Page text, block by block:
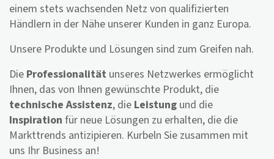
einem stets wachsenden Netz von qualifizierten
Händlern in der Nähe unserer Kunden in ganz Europa.
Unsere Produkte und Lösungen sind zum Greifen nah.
Die Professionalität unseres Netzwerkes ermöglicht
Ihnen, das von Ihnen gewünschte Produkt, die
technische Assistenz, die Leistung und die
Inspiration für neue Lösungen zu erhalten, die die
Markttrends antizipieren. Kurbeln Sie zusammen mit
uns Ihr Business an!